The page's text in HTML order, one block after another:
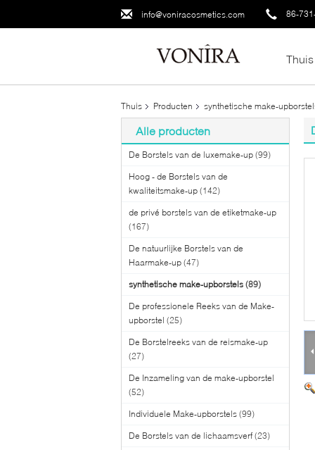
info@voniracosmetics.com 86-
Thuis
Thuis Producten synthetische make-
Alle producten
De Borstels van de luxemake-up (99)
Hoog - de Borstels van de
kwaliteitsmake-up (142)
de privé borstels van de etiketmake-up
(167)
De natuurlijke Borstels van de
Haarmake-up (47)
synthetische make-upborstels (89)
De professionele Reeks van de Make-
upborstel (25)
De Borstelreeks van de reismake-up
(27)
De Inzameling van de make-upborstel
(52)
Individuele Make-upborstels (99)
De Borstels van de lichaamsverf (23)